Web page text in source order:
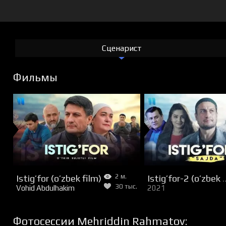
Сценарист
Фильмы
2 м.
30 тыс.
Istig’for (o’zbek film)
Vohid Abdulhakim 2021
Фотосессии Mehriddin Rahmatov: